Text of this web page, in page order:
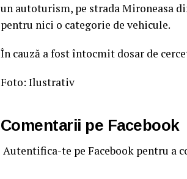
un autoturism, pe strada Mironeasa
pentru nici o categorie de vehicule.
În cauză a fost întocmit dosar de
Foto: Ilustrativ
Comentarii pe Facebook
Autentifica-te pe Facebook pentru a